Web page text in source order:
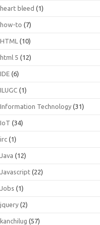
heart bleed (1)
how-to (7)
HTML (10)
html 5 (12)
IDE (6)
ILUGC (1)
Information Technology (31)
IoT (34)
irc (1)
Java (12)
Javascript (22)
Jobs (1)
jquery (2)
kanchilug (57)